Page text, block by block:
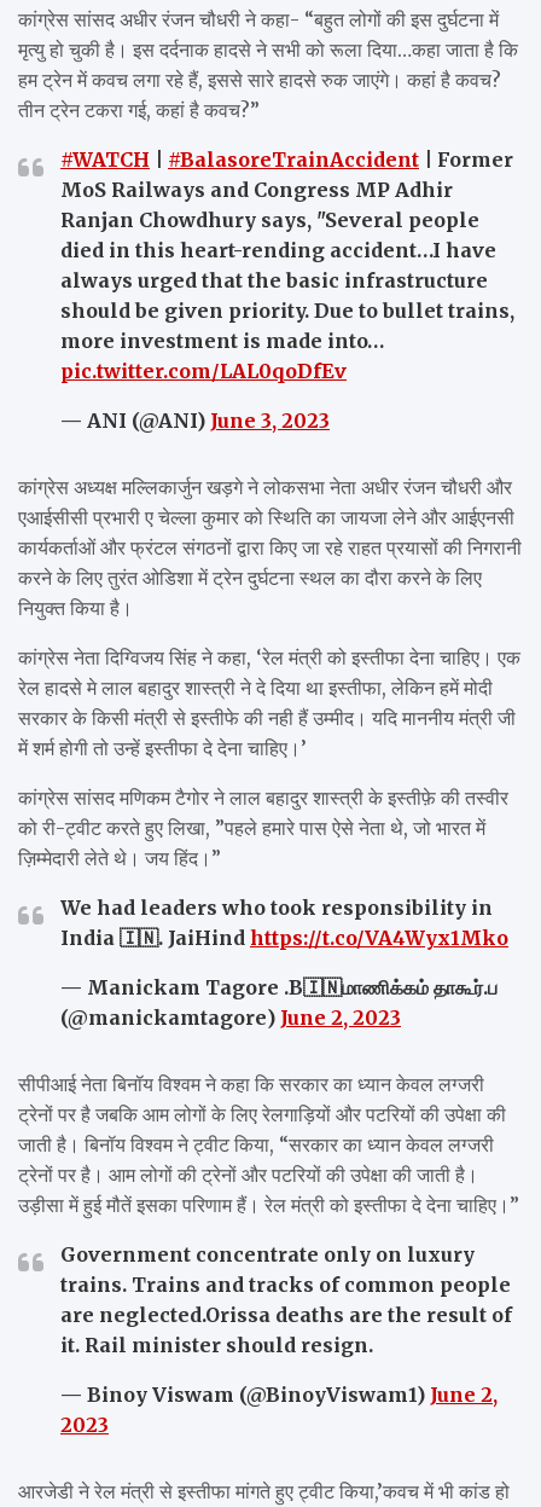
कांग्रेस सांसद अधीर रंजन चौधरी ने कहा- “बहुत लोगों की इस दुर्घटना में
मृत्यु हो चुकी है। इस दर्दनाक हादसे ने सभी को रूला दिया…कहा जाता है कि
हम ट्रेन में कवच लगा रहे हैं, इससे सारे हादसे रुक जाएंगे। कहां है कवच?
तीन ट्रेन टकरा गई, कहां है कवच?”
#WATCH #BalasoreTrainAccident | Former
MoS Railways and Congress MP Adhir
Ranjan Chowdhury says, "Several people
died in this heart-rending accident…I have
always urged that the basic infrastructure
should be given priority. Due to bullet trains,
more investment is made into…
pic.twitter.com/LAL0qoDfEv
— ANI (@ANI) June 3, 2023
कांग्रेस अध्यक्ष मल्लिकार्जुन खड़गे ने लोकसभा नेता अधीर रंजन चौधरी और
एआईसीसी प्रभारी ए चेल्ला कुमार को स्थिति का जायजा लेने और आईएनसी
कार्यकर्ताओं और फ्रंटल संगठनों द्वारा किए जा रहे राहत प्रयासों की निगरानी
करने के लिए तुरंत ओडिशा में ट्रेन दुर्घटना स्थल का दौरा करने के लिए
नियुक्त किया है।
कांग्रेस नेता दिग्विजय सिंह ने कहा, ‘रेल मंत्री को इस्तीफा देना चाहिए। एक
रेल हादसे मे लाल बहादुर शास्त्री ने दे दिया था इस्तीफा, लेकिन हमें मोदी
सरकार के किसी मंत्री से इस्तीफे की नही हैं उम्मीद। यदि माननीय मंत्री जी
में शर्म होगी तो उन्हें इस्तीफा दे देना चाहिए।’
कांग्रेस सांसद मणिकम टैगोर ने लाल बहादुर शास्त्री के इस्तीफ़े की तस्वीर
को री-ट्वीट करते हुए लिखा, ”पहले हमारे पास ऐसे नेता थे, जो भारत में
ज़िम्मेदारी लेते थे। जय हिंद।”
We had leaders who took responsibility in
India 🇮🇳. JaiHind https://t.co/VA4Wyx1Mko
— Manickam Tagore .B🇮🇳மாணிக்கம் தாகூர்.ப
(@manickamtagore) June 2, 2023
सीपीआई नेता बिनॉय विश्वम ने कहा कि सरकार का ध्यान केवल लग्जरी
ट्रेनों पर है जबकि आम लोगों के लिए रेलगाड़ियों और पटरियों की उपेक्षा की
जाती है। बिनॉय विश्वम ने ट्वीट किया, “सरकार का ध्यान केवल लग्जरी
ट्रेनों पर है। आम लोगों की ट्रेनों और पटरियों की उपेक्षा की जाती है।
उड़ीसा में हुई मौतें इसका परिणाम हैं। रेल मंत्री को इस्तीफा दे देना चाहिए।”
Government concentrate only on luxury
trains. Trains and tracks of common people
are neglected.Orissa deaths are the result of
it. Rail minister should resign.
— Binoy Viswam (@BinoyViswam1) June 2,
2023
आरजेडी ने रेल मंत्री से इस्तीफा मांगते हुए ट्वीट किया,’कवच में भी कांड हो